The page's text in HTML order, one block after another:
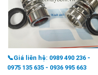
📞Giá liên hệ: 0989 490 236 -
0975 135 635 - 0936 995 663